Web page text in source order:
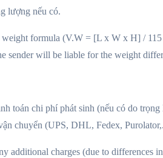
lượng nếu có.
formula (V.W = [L x W x H] /
sender will be liable for the weight
chi phí phát sinh (nếu có do
chuyển (UPS, DHL, Fedex,
additional charges (due to